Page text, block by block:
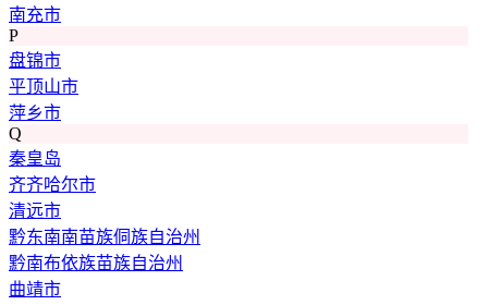
南充市
P
盘锦市
平顶山市
萍乡市
Q
秦皇岛
齐齐哈尔市
清远市
黔东南南苗族侗族自治州
黔南布依族苗族自治州
曲靖市